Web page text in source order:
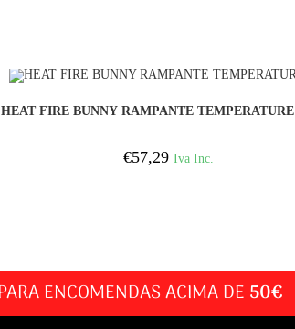
HEAT FIRE BUNNY RAMPANTE TEMPERATURE
€57,29 Iva Inc.
ENCOMENDAS ACIMA DE 50€